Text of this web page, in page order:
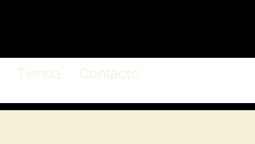
Tienda Contacto